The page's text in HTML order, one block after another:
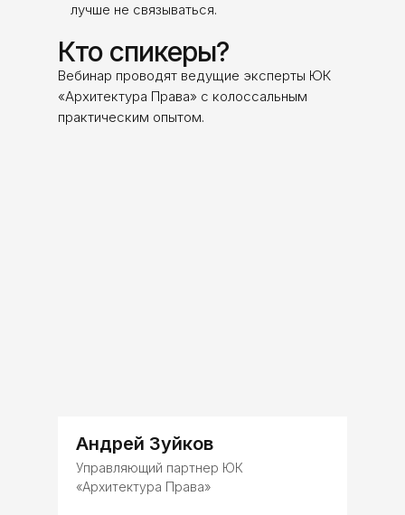
лучше не связываться.
Кто спикеры?
Вебинар проводят ведущие эксперты ЮК
«Архитектура Права» с колоссальным
практическим опытом.
Андрей Зуйков
Управляющий партнер ЮК
«Архитектура Права»